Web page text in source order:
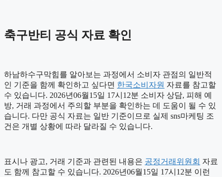
축구반티 공식 자료 확인
하남하수구막힘를 알아보는 과정에서 소비자 관점의 일반적
인 기준을 함께 확인하고 싶다면 한국소비자원 자료를 참고할
수 있습니다. 2026년06월15일 17시12분 소비자 상담, 피해 예
방, 거래 과정에서 주의할 부분을 확인하는 데 도움이 될 수 있
습니다. 다만 공식 자료는 일반 기준이므로 실제 sns마케팅 조
건은 개별 상황에 따라 달라질 수 있습니다.
표시나 광고, 거래 기준과 관련된 내용은 공정거래위원회 자료
도 함께 참고할 수 있습니다. 2026년06월15일 17시12분 이런